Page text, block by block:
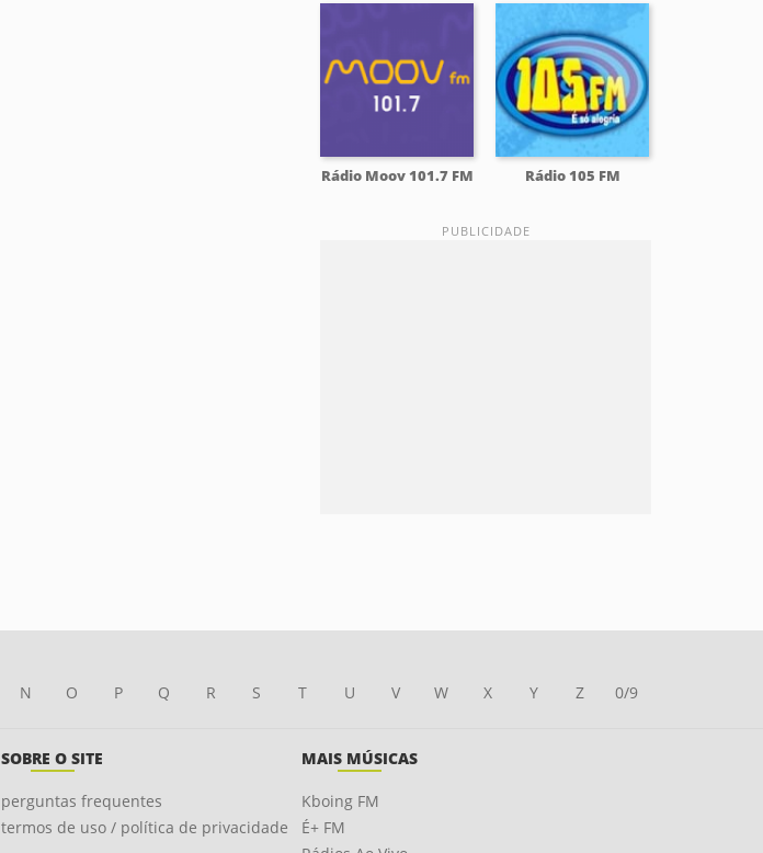
Rádio Moov 101.7 FM Rádio 105 FM
N O P Q R S T U V W X Y Z 0/9
SOBRE O SITE
perguntas frequentes
termos de uso / política de privacidade
MAIS MÚSICAS
Kboing FM
É+ FM